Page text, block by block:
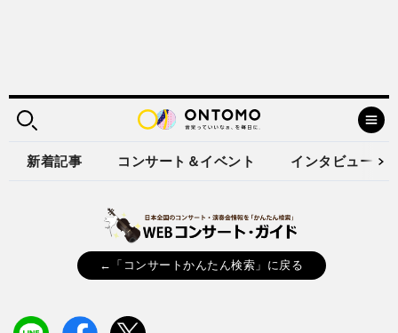
新着記事 コンサート＆イベント インタビュー
←「コンサートかんたん検索」に戻る